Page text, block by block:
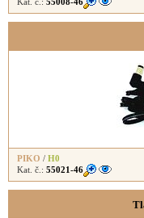
PIKO / H0
Kat. č.: 55021-46